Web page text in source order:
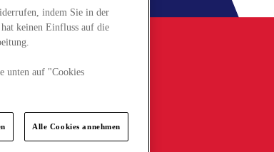
indem Sie in der
keinen Einfluss auf die
unten auf "Cookies
Alle Cookies annehmen